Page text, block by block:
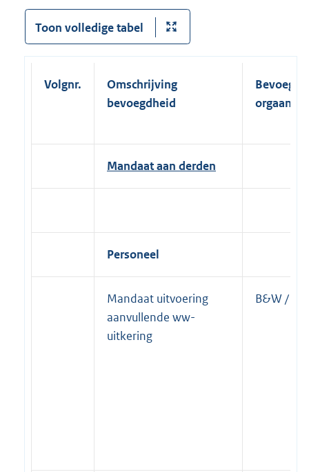
Toon volledige tabel
Volgnr.
Omschrijving
bevoegdheid
Bevoegd
orgaan
Mandaat aan derden
Personeel
Mandaat uitvoering
aanvullende ww-
uitkering
B&W /